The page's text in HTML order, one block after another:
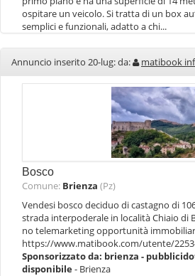
ospitare un veicolo. Si tratta di un box
semplici e funzionali, adatto a chi...
Annuncio inserito 20-lug: da:
matibook
Bosco
Comune: Brienza (Pz)
Vendesi bosco deciduo di castagno di
strada interpoderale in località Chiaio di
no telemarketing opportunità
https://www.matibook.com/utente/
Sponsorizzato da: brienza -
disponibile- Brienza